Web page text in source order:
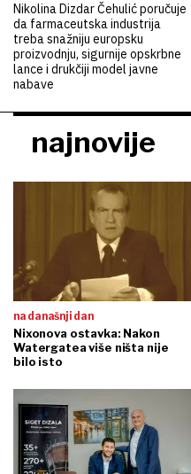
Nikolina Dizdar Čehulić poručuje
da farmaceutska industrija
treba snažniju europsku
proizvodnju, sigurnije opskrbne
lance i drukčiji model javne
nabave
najnovije
na današnji dan
Nixonova ostavka: Nakon
Watergatea više ništa nije
bilo isto